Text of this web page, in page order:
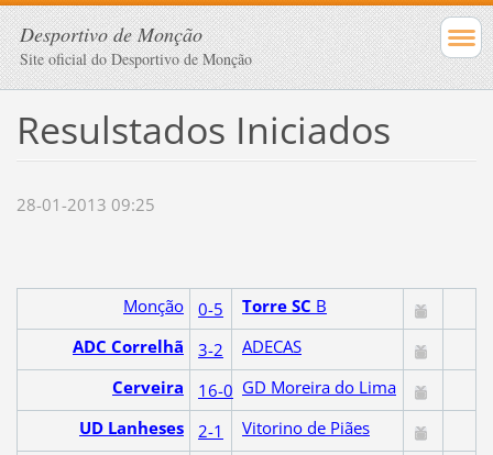
Desportivo de Monção
Site oficial do Desportivo de Monção
Resulstados Iniciados
28-01-2013 09:25
Monção 0-5 Torre SC B
ADC Correlhã
3-2
ADECAS
Cerveira
16-0 GD Moreira do Lima
UD Lanheses
2-1
Vitorino de Piães